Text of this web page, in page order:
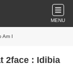
MENU
Am I
2face : Idibia